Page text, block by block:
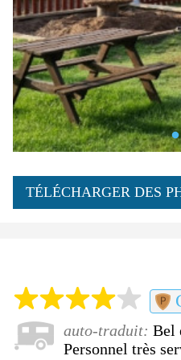
TÉLÉCHARGER DES
auto-traduit:Bel
Personnel très